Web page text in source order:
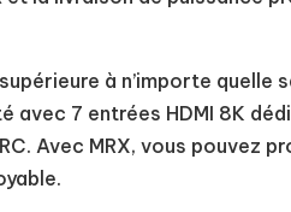
à n’importe quelle
7 entrées HDMI 8K
Avec MRX, vous pouvez